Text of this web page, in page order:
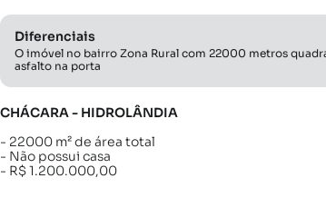
Diferenciais
O imóvel no bairro Zona Rural com 22000 metros
asfalto na porta
CHÁCARA - HIDROLÂNDIA
- 22000 m² de área total
- Não possui casa
- R$ 1.200.000,00